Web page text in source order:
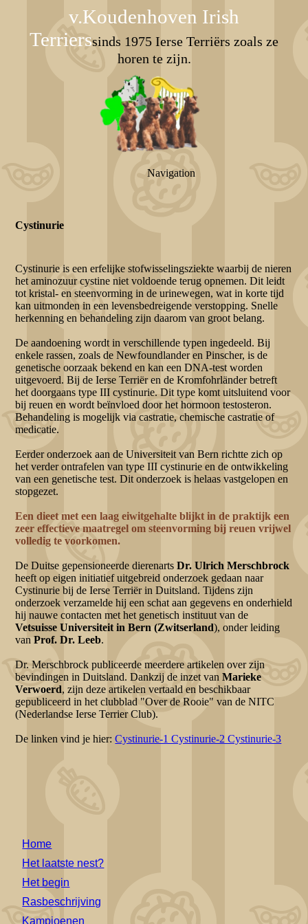
v.Koudenhoven Irish
Terrierssinds 1975 Ierse Terriërs zoals ze
horen te zijn.
Navigation
Cystinurie
Cystinurie is een erfelijke stofwisselingsziekte waarbij de nieren
het aminozuur cystine niet voldoende terug opnemen. Dit leidt
tot kristal- en steenvorming in de urinewegen, wat in korte tijd
kan uitmonden in een levensbedreigende verstopping. Snelle
herkenning en behandeling zijn daarom van groot belang.
De aandoening wordt in verschillende typen ingedeeld. Bij
enkele rassen, zoals de Newfoundlander en Pinscher, is de
genetische oorzaak bekend en kan een DNA-test worden
uitgevoerd. Bij de Ierse Terriër en de Kromfohrländer betreft
het doorgaans type III cystinurie. Dit type komt uitsluitend voor
bij reuen en wordt beïnvloed door het hormoon testosteron.
Behandeling is mogelijk via castratie, chemische castratie of
medicatie.
Eerder onderzoek aan de Universiteit van Bern richtte zich op
het verder ontrafelen van type III cystinurie en de ontwikkeling
van een genetische test. Dit onderzoek is helaas vastgelopen en
stopgezet.
Een dieet met een laag eiwitgehalte blijkt in de praktijk een
zeer effectieve maatregel om steenvorming bij reuen vrijwel
volledig te voorkomen.
De Duitse gepensioneerde dierenartsDr. Ulrich Merschbrock
heeft op eigen initiatief uitgebreid onderzoek gedaan naar
Cystinurie bij de Ierse Terriër in Duitsland. Tijdens zijn
onderzoek verzamelde hij een schat aan gegevens en onderhield
hij nauwe contacten met het genetisch instituut van de
Vetsuisse Universiteit in Bern (Zwitserland), onder leiding
vanProf. Dr. Leeb.
Dr. Merschbrock publiceerde meerdere artikelen over zijn
bevindingen in Duitsland. Dankzij de inzet vanMarieke
Verwoerd, zijn deze artikelen vertaald en beschikbaar
gepubliceerd in het clubblad "Over de Rooie" van de NITC
(Nederlandse Ierse Terrier Club).
De linken vind je hier:Cystinurie-1 Cystinurie-2 Cystinurie-3
Home
Het laatste nest?
Het begin
Rasbeschrijving
Kampioenen